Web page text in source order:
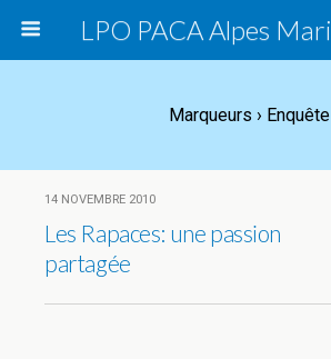
Marqueurs › Enquête
14 NOVEMBRE 2010
Les Rapaces: une passion
partagée